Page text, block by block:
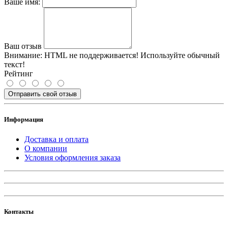
Ваш отзыв
Внимание: HTML не поддерживается! Используйте обычный
текст!
Рейтинг
Отправить свой отзыв
Информация
Доставка и оплата
О компании
Условия оформления заказа
Контакты